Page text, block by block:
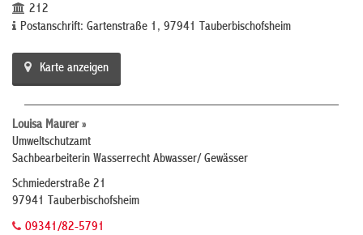
212
Postanschrift: Gartenstraße 1, 97941 Tauberbischofsheim
Karte anzeigen
Louisa Maurer »
Umweltschutzamt
Sachbearbeiterin Wasserrecht Abwasser/ Gewässer
Schmiederstraße 21
97941 Tauberbischofsheim
09341/82-5791